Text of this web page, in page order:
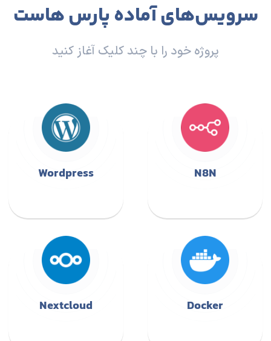
سرویس‌های آماده پارس هاست
پروژه خود را با چند کلیک آغاز کنید
N8N
Docker
Wordpress
Nextcloud